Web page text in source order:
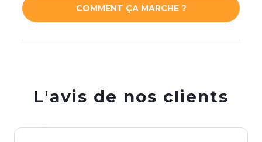
COMMENT ÇA MARCHE ?
L'avis de nos clients